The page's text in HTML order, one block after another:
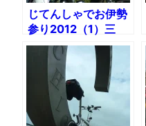
じてんしゃでお伊勢
参り2012（1）三
島〜浜松114km